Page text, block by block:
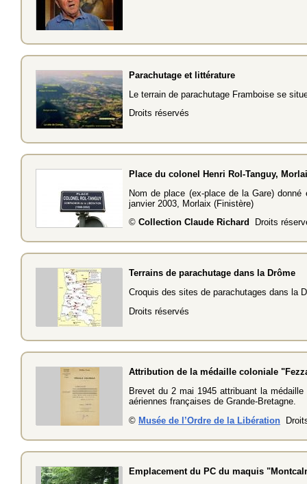
Parachutage et littérature
Le terrain de parachutage Framboise se
Droits réservés
Place du colonel Henri Rol-Tanguy,
Nom de place (ex-place de la Gare) donné
janvier 2003, Morlaix (Finistère)
© Collection Claude Richard Droits
Terrains de parachutage dans la Drôme
Croquis des sites de parachutages dans la
Droits réservés
Attribution de la médaille coloniale
Brevet du 2 mai 1945 attribuant la
aériennes françaises de Grande-Bretagne.
© Musée de l’Ordre de la Libération
Emplacement du PC du maquis